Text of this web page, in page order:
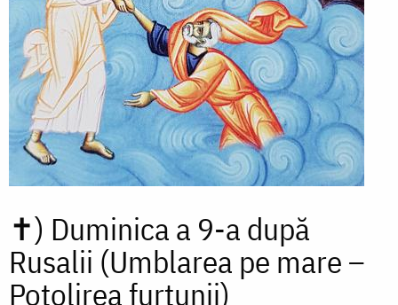
✝) Duminica a 9-a după
Rusalii (Umblarea pe mare –
Potolirea furtunii)